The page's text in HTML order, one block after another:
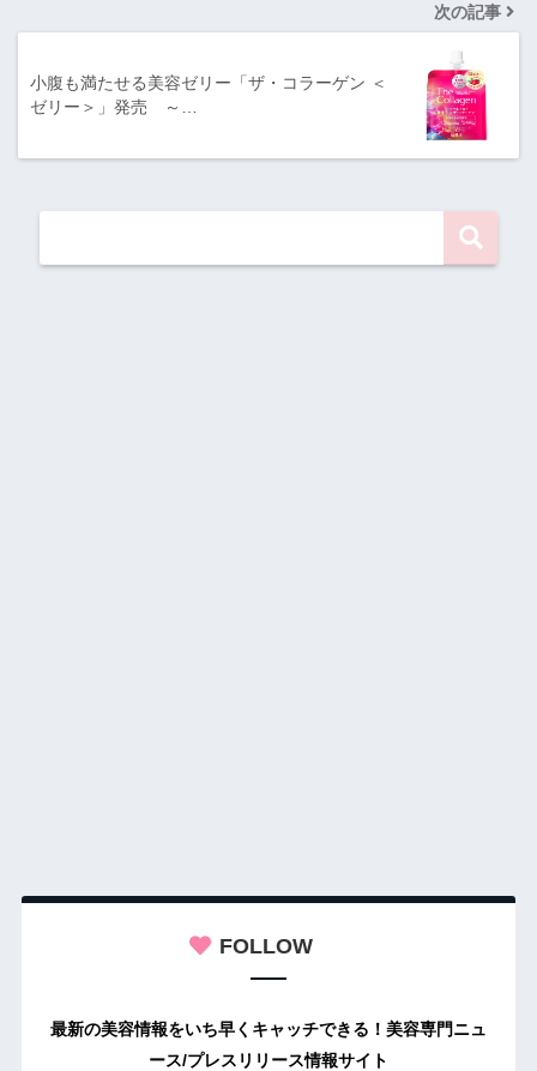
次の記事
小腹も満たせる美容ゼリー「ザ・コラーゲン ＜
ゼリー＞」発売 ～…
FOLLOW
最新の美容情報をいち早くキャッチできる！美容専門ニュ
ース/プレスリリース情報サイト